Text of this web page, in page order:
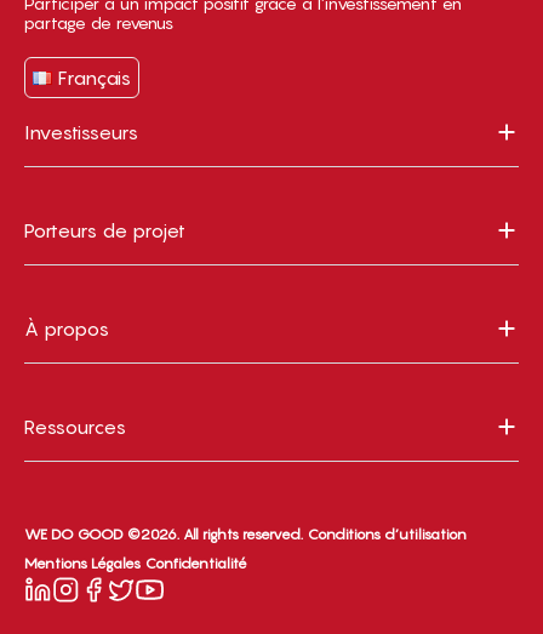
partage de revenus
Français
Investisseurs
Porteurs de projet
À propos
Ressources
WE DO GOOD ©2026. All rights reserved. Conditions d’utilisation
Mentions Légales Confidentialité